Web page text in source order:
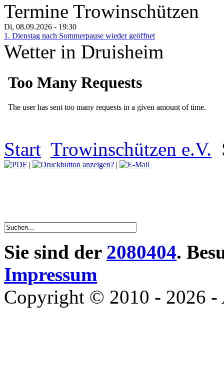
Termine Trowinschützen
Di, 08.09.2026 - 19:30
1. Dienstag nach Sommerpause wieder geöffnet
Wetter in Druisheim
Start Trowinschützen e.V.
| |
Sie sind der 2080404.
Impressum
Copyright © 2010 - 2026 -